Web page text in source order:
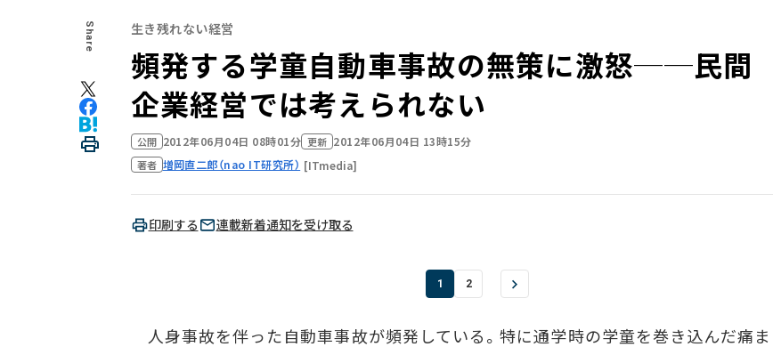
Share 生き残れない経営
頻発する学童自動車事故の無策に激怒──民間
企業経営では考えられない
公開 2012年06月04日 08時01分 更新 2012年06月04日 13時15分
著者 増岡直二郎（nao IT研究所） [ITmedia]
印刷する 連載新着通知を受け取る
1 2
人身事故を伴った自動車事故が頻発している。特に通学時の学童を巻き込んだ痛ま